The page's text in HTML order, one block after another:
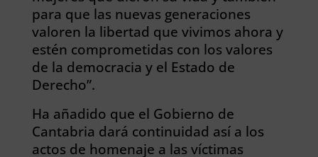
para que las nuevas generaciones
valoren la libertad que vivimos ahora y
estén comprometidas con los valores
de la democracia y el Estado de
Derecho”.
Ha añadido que el Gobierno de
Cantabria dará continuidad así a los
actos de homenaje a las víctimas